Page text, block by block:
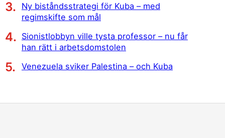
Ny biståndsstrategi för Kuba – med
regimskifte som mål
Sionistlobbyn ville tysta professor – nu får
han rätt i arbetsdomstolen
Venezuela sviker Palestina – och Kuba